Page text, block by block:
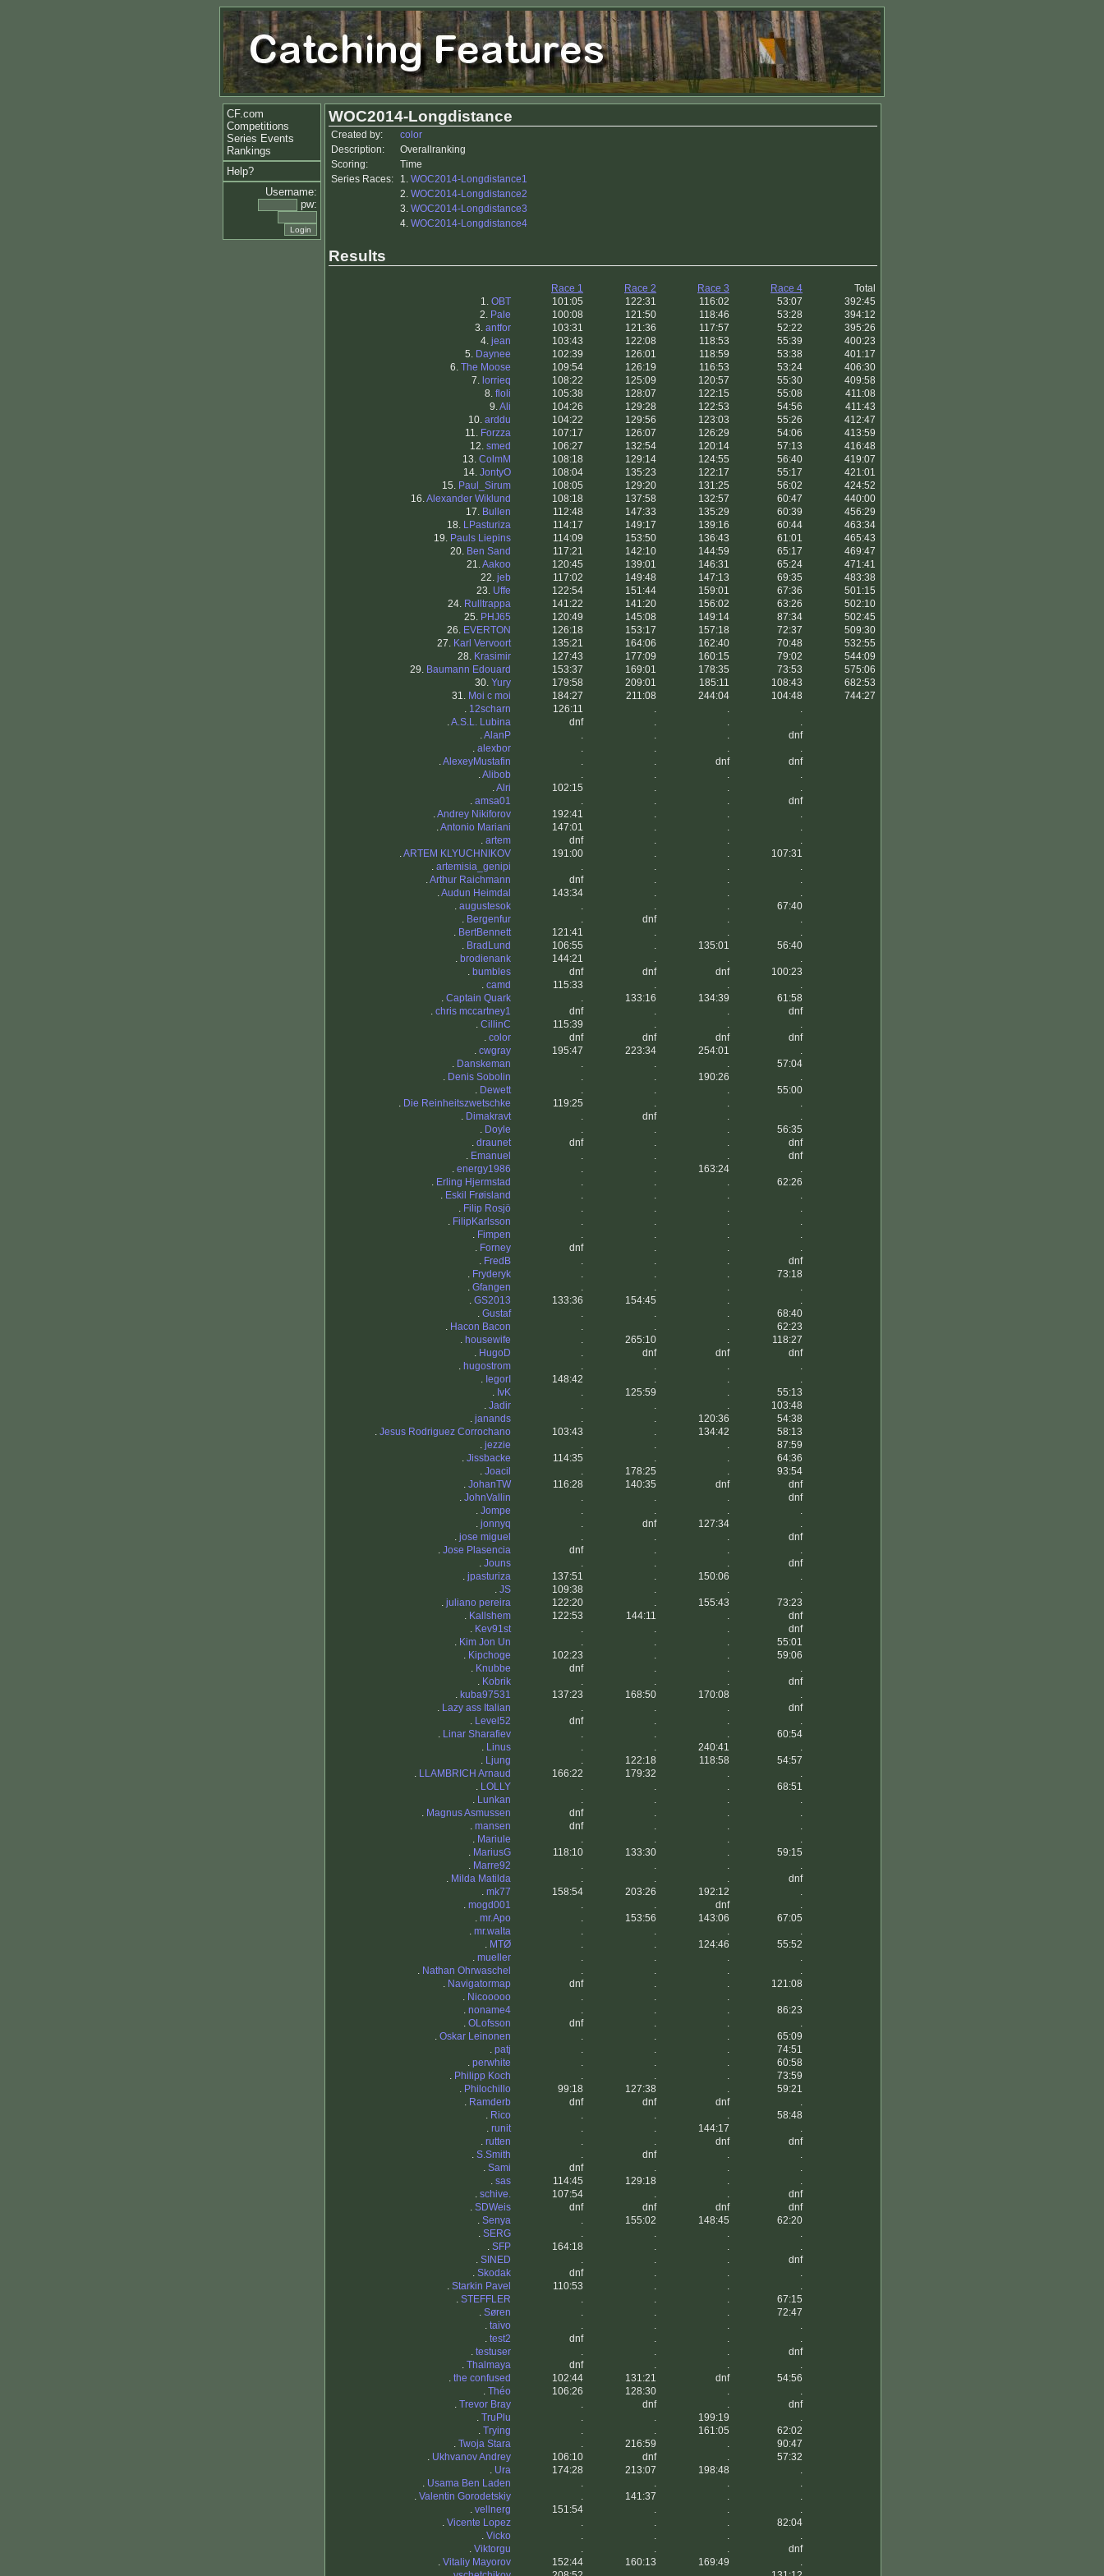
CF.com
Competitions
Series Events
Rankings
Help?
Username:
pw:
WOC2014-Longdistance
Created by:
color
Description:
Overallranking
Scoring:
Time
Series Races:
1. WOC2014-Longdistance1
2. WOC2014-Longdistance2
3. WOC2014-Longdistance3
4. WOC2014-Longdistance4
Results
Race 1 Race 2 Race 3 Race 4
Total
1. OBT 101:05 122:31 116:02 53:07
392:45
2. Pale 100:08 121:50 118:46 53:28
394:12
3. antfor 103:31 121:36 117:57 52:22
395:26
4. jean 103:43 122:08 118:53 55:39
400:23
5. Daynee 102:39 126:01 118:59 53:38
401:17
6. The Moose 109:54 126:19 116:53 53:24
406:30
7. lorrieq 108:22 125:09 120:57 55:30
409:58
8. floli 105:38 128:07 122:15 55:08
411:08
9.Ali 104:26 129:28 122:53 54:56
411:43
10. arddu 104:22 129:56 123:03 55:26
412:47
11. Forzza 107:17 126:07 126:29 54:06
413:59
12. smed 106:27 132:54 120:14 57:13
416:48
13. ColmM 108:18 129:14 124:55 56:40
419:07
14. JontyO 108:04 135:23 122:17 55:17
421:01
15. Paul_Sirum 108:05 129:20 131:25 56:02
424:52
16.Alexander Wiklund 108:18 137:58 132:57 60:47
440:00
17. Bullen 112:48 147:33 135:29 60:39
456:29
18. LPasturiza 114:17 149:17 139:16 60:44
463:34
19. Pauls Liepins 114:09 153:50 136:43 61:01
465:43
20. Ben Sand 117:21 142:10 144:59 65:17
469:47
21.Aakoo 120:45 139:01 146:31 65:24
471:41
22. jeb 117:02 149:48 147:13 69:35
483:38
23. Uffe 122:54 151:44 159:01 67:36
501:15
24. Rulltrappa 141:22 141:20 156:02 63:26
502:10
25. PHJ65 120:49 145:08 149:14 87:34
502:45
26. EVERTON 126:18 153:17 157:18 72:37
509:30
27. Karl Vervoort 135:21 164:06 162:40 70:48
532:55
28. Krasimir 127:43 177:09 160:15 79:02
544:09
29. Baumann Edouard 153:37 169:01 178:35 73:53
575:06
30. Yury 179:58 209:01 185:11 108:43
682:53
31. Moi c moi 184:27 211:08 244:04 104:48
744:27
. 12scharn 126:11 . .
.
.A.S.L. Lubina dnf . .
.
.AlanP . . .
dnf
. alexbor . . .
.
.AlexeyMustafin . . dnf
dnf
.Alibob . . .
.
.Alri 102:15 . .
.
. amsa01 . . .
dnf
.Andrey Nikiforov 192:41 . .
.
.Antonio Mariani 147:01 . .
.
. artem dnf . .
.
.ARTEM KLYUCHNIKOV 191:00 . .
107:31
. artemisia_genipi . . .
.
.Arthur Raichmann dnf . .
.
.Audun Heimdal 143:34 . .
.
. augustesok . . .
67:40
. Bergenfur . dnf .
.
. BertBennett 121:41 . .
.
. BradLund 106:55 . 135:01
56:40
. brodienank 144:21 . .
.
. bumbles dnf dnf dnf
100:23
. camd 115:33 . .
.
. Captain Quark . 133:16 134:39
61:58
. chris mccartney1 dnf . .
dnf
. CillinC 115:39 . .
.
. color dnf dnf dnf
dnf
. cwgray 195:47 223:34 254:01
.
. Danskeman . . .
57:04
. Denis Sobolin . . 190:26
.
. Dewett . . .
55:00
. Die Reinheitszwetschke 119:25 . .
.
. Dimakravt . dnf .
.
. Doyle . . .
56:35
. draunet dnf . .
dnf
. Emanuel . . .
dnf
. energy1986 . . 163:24
.
. Erling Hjermstad . . .
62:26
. Eskil Frøisland . . .
.
. Filip Rosjö . . .
.
. FilipKarlsson . . .
.
. Fimpen . . .
.
. Forney dnf . .
.
. FredB . . .
dnf
. Fryderyk . . .
73:18
. Gfangen . . .
.
. GS2013 133:36 154:45 .
.
. Gustaf . . .
68:40
. Hacon Bacon . . .
62:23
. housewife . 265:10 .
118:27
. HugoD . dnf dnf
dnf
. hugostrom . . .
.
. IegorI 148:42 . .
.
. IvK . 125:59 .
55:13
. Jadir . . .
103:48
. janands . . 120:36
54:38
. Jesus Rodriguez Corrochano 103:43 . 134:42
58:13
. jezzie . . .
87:59
. Jissbacke 114:35 . .
64:36
. Joacil . 178:25 .
93:54
. JohanTW 116:28 140:35 dnf
dnf
. JohnVallin . . .
dnf
. Jompe . . .
.
. jonnyq . dnf 127:34
.
. jose miguel . . .
dnf
. Jose Plasencia dnf . .
.
. Jouns . . .
dnf
. jpasturiza 137:51 . 150:06
.
. JS 109:38 . .
.
. juliano pereira 122:20 . 155:43
73:23
. Kallshem 122:53 144:11 .
dnf
. Kev91st . . .
dnf
. Kim Jon Un . . .
55:01
. Kipchoge 102:23 . .
59:06
. Knubbe dnf . .
.
. Kobrik . . .
dnf
. kuba97531 137:23 168:50 170:08
.
. Lazy ass Italian . . .
dnf
. Level52 dnf . .
.
. Linar Sharafiev . . .
60:54
. Linus . . 240:41
.
. Ljung . 122:18 118:58
54:57
. LLAMBRICH Arnaud 166:22 179:32 .
.
. LOLLY . . .
68:51
. Lunkan . . .
.
. Magnus Asmussen dnf . .
.
. mansen dnf . .
.
. Mariule . . .
.
. MariusG 118:10 133:30 .
59:15
. Marre92 . . .
.
. Milda Matilda . . .
dnf
. mk77 158:54 203:26 192:12
.
. mogd001 . . dnf
.
. mr.Apo . 153:56 143:06
67:05
. mr.walta . . .
.
. MTØ . . 124:46
55:52
. mueller . . .
.
. Nathan Ohrwaschel . . .
.
. Navigatormap dnf . .
121:08
. Nicooooo . . .
.
. noname4 . . .
86:23
. OLofsson dnf . .
.
. Oskar Leinonen . . .
65:09
. patj . . .
74:51
. perwhite . . .
60:58
. Philipp Koch . . .
73:59
. Philochillo 99:18 127:38 .
59:21
. Ramderb dnf dnf dnf
.
. Rico . . .
58:48
. runit . . 144:17
.
. rutten . . dnf
dnf
. S.Smith . dnf .
.
. Sami dnf . .
.
. sas 114:45 129:18 .
.
. schive. 107:54 . .
dnf
. SDWeis dnf dnf dnf
dnf
. Senya . 155:02 148:45
62:20
. SERG . . .
.
. SFP 164:18 . .
.
. SINED . . .
dnf
. Skodak dnf . .
.
. Starkin Pavel 110:53 . .
.
. STEFFLER . . .
67:15
. Søren . . .
72:47
. taivo . . .
.
. test2 dnf . .
.
. testuser . . .
dnf
. Thalmaya dnf . .
.
. the confused 102:44 131:21 dnf
54:56
. Théo 106:26 128:30 .
.
. Trevor Bray . dnf .
dnf
. TruPlu . . 199:19
.
. Trying . . 161:05
62:02
. Twoja Stara . 216:59 .
90:47
. Ukhvanov Andrey 106:10 dnf .
57:32
. Ura 174:28 213:07 198:48
.
. Usama Ben Laden . . .
.
. Valentin Gorodetskiy . 141:37 .
.
. vellnerg 151:54 . .
.
. Vicente Lopez . . .
82:04
. Vicko . . .
.
. Viktorgu . . .
dnf
. Vitaliy Mayorov 152:44 160:13 169:49
.